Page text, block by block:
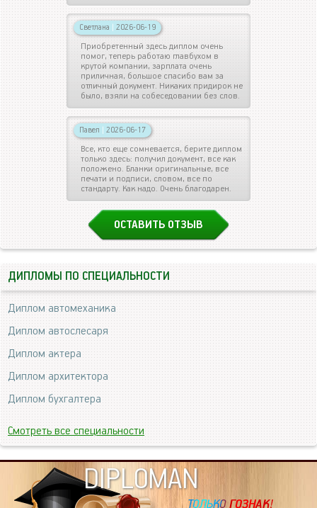
Светлана 2026-06-19
Приобретенный здесь диплом очень
помог, теперь работаю главбухом в
крутой компании, зарплата очень
приличная, большое спасибо вам за
отличный документ. Никаких придирок не
было, взяли на собеседовании без слов.
Павел 2026-06-17
Все, кто еще сомневается, берите диплом
только здесь: получил документ, все как
положено. Бланки оригинальные, все
печати и подписи, словом, все по
стандарту. Как надо. Очень благодарен.
ОСТАВИТЬ ОТЗЫВ
ДИПЛОМЫ ПО СПЕЦИАЛЬНОСТИ
Диплом автомеханика
Диплом автослесаря
Диплом актера
Диплом архитектора
Диплом бухгалтера
Смотреть все специальности
DIPLOMAN